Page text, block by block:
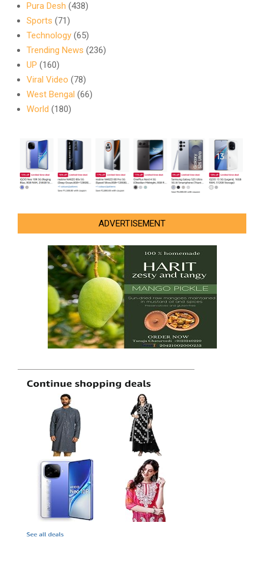
Pura Desh (438)
Sports (71)
Technology (65)
Trending News (236)
UP (160)
Viral Video (78)
West Bengal (66)
World (180)
ADVERTISEMENT